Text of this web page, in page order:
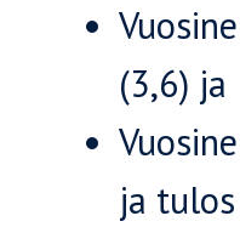
(3,6)
ja